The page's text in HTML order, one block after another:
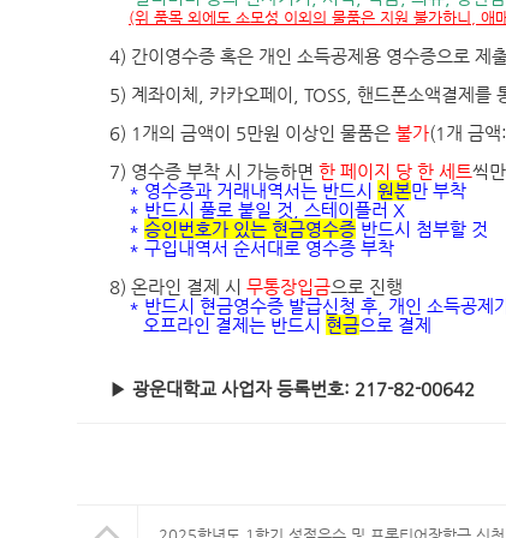
(위 품목 외에도 소모성 이외의 물품은 지원 불가하니, 애
4) 간이영수증 혹은 개인 소득공제용 영수증으로 제
5) 계좌이체 카카오페이 , TOSS, 핸드폰소액결제를
6) 1 개의 금액이 5만원 이상인 물품은 불가(1 개 금액:
7) 영수증 부착 시 가능하면 한 페이지 당 한 세트씩
* 영수증과 거래내역서는 반드시 원본만 부착
* 반드시 풀로 붙일 것, 스테이플러 X
* 승인번호가 있는 현금영수증 반드시 첨부할 것
* 구입내역서 순서대로 영수증 부착
8) 온라인 결제 시 무통장입금으로 진행
* 반드시 현금영수증 발급신청 후 개인 소득공제
오프라인 결제는 반드시 현금으로 결제
▶ 광운대학교 사업자 등록번호: 217-82-00642